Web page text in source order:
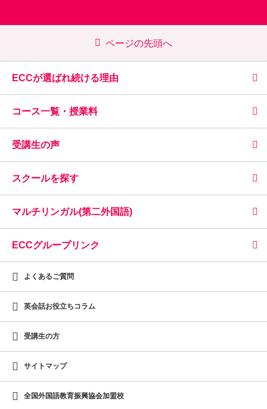
ページの先頭へ
ECCが選ばれ続ける理由
コース一覧・授業料
受講生の声
スクールを探す
マルチリンガル(第二外国語)
ECCグループリンク
よくあるご質問
英会話お役立ちコラム
受講生の方
サイトマップ
全国外国語教育振興協会加盟校